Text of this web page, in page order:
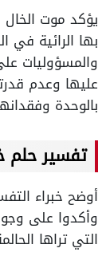
يؤكد موت الخال
بها الرائية في
والمسؤوليات
عليها وعدم
بالوحدة
تفسير حلم
أوضح خبراء
وأكدوا على
التي تراها